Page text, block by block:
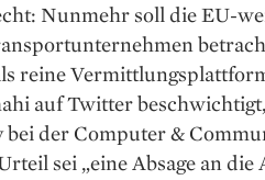
Nunmehr soll die EU-
reine
auf Twitter
bei der Computer &
sei „eine Absage an